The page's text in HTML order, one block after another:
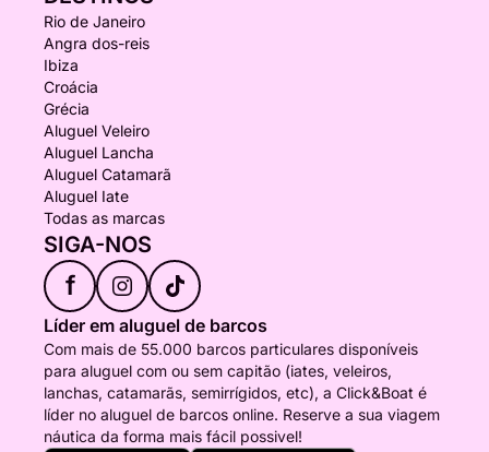
Rio de Janeiro
Angra dos-reis
Ibiza
Croácia
Grécia
Aluguel Veleiro
Aluguel Lancha
Aluguel Catamarã
Aluguel Iate
Todas as marcas
SIGA-NOS
f
Líder em aluguel de barcos
Com mais de 55.000 barcos particulares disponíveis
para aluguel com ou sem capitão (iates, veleiros,
lanchas, catamarãs, semirrígidos, etc), a Click&Boat é
líder no aluguel de barcos online. Reserve a sua viagem
náutica da forma mais fácil possivel!